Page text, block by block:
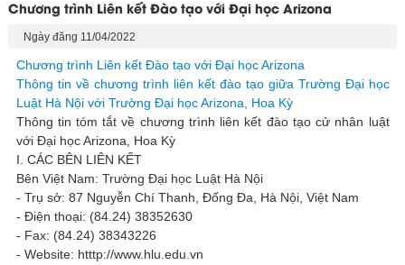
Chương trình Liên kết Đào tạo với Đại học Arizona
Ngày đăng 11/04/2022
Chương trình Liên kết Đào tạo với Đại học Arizona
Thông tin về chương trình liên kết đào tạo giữa Trường Đại học
Luật Hà Nội với Trường Đại học Arizona, Hoa Kỳ
Thông tin tóm tắt về chương trình liên kết đào tạo cử nhân luật
với Đại học Arizona, Hoa Kỳ
I. CÁC BÊN LIÊN KẾT
Bên Việt Nam: Trường Đại học Luật Hà Nội
- Trụ sở: 87 Nguyễn Chí Thanh, Đống Đa, Hà Nội, Việt Nam
- Điện thoại: (84.24) 38352630
- Fax: (84.24) 38343226
- Website: htttp://www.hlu.edu.vn